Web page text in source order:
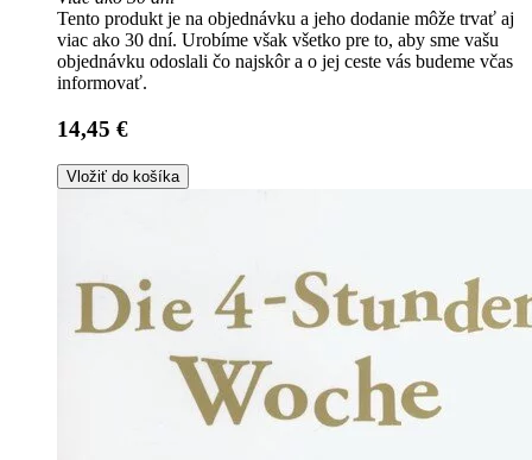
Tento produkt je na objednávku a jeho dodanie môže trvať aj
viac ako 30 dní. Urobíme však všetko pre to, aby sme vašu
objednávku odoslali čo najskôr a o jej ceste vás budeme včas
informovať.
14,45 €
Vložiť do košíka